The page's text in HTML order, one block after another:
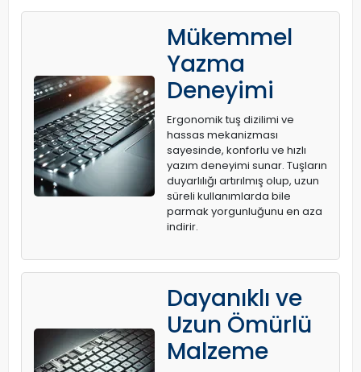
Mükemmel
Yazma
Deneyimi
Ergonomik tuş dizilimi ve
hassas mekanizması
sayesinde, konforlu ve hızlı
yazım deneyimi sunar. Tuşların
duyarlılığı artırılmış olup, uzun
süreli kullanımlarda bile
parmak yorgunluğunu en aza
indirir.
Dayanıklı ve
Uzun Ömürlü
Malzeme